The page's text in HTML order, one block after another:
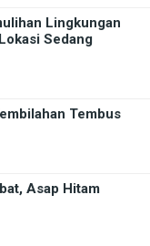
Lingkungan
Sedang
Tembus
Asap Hitam